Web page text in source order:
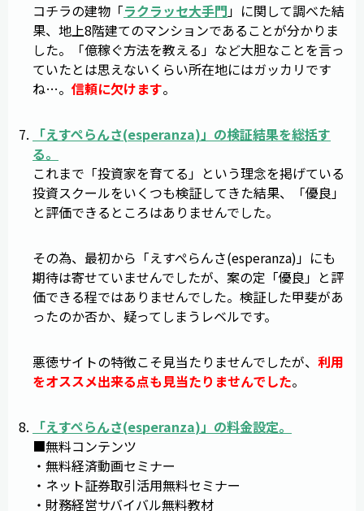
コチラの建物「ラクラッセ大手門」に関して調べた結
果、地上8階建てのマンションであることが分かりま
した。「億稼ぐ方法を教える」など大胆なことを言っ
ていたとは思えないくらい所在地にはガッカリです
ね…。 信頼に欠けます。
「えすぺらんさ(esperanza)」の検証結果を総括す
る。
これまで「投資家を育てる」という理念を掲げている
投資スクールをいくつも検証してきた結果、「優良」
と評価できるところはありませんでした。
その為、最初から「えすぺらんさ(esperanza)」にも
期待は寄せていませんでしたが、案の定「優良」と評
価できる程ではありませんでした。検証した甲斐があ
ったのか否か、疑ってしまうレベルです。
悪徳サイトの特徴こそ見当たりませんでしたが、 利用
をオススメ出来る点も見当たりませんでした。
「えすぺらんさ(esperanza)」の料金設定。
■無料コンテンツ
・無料経済動画セミナー
・ネット証券取引活用無料セミナー
・財務経営サバイバル無料教材